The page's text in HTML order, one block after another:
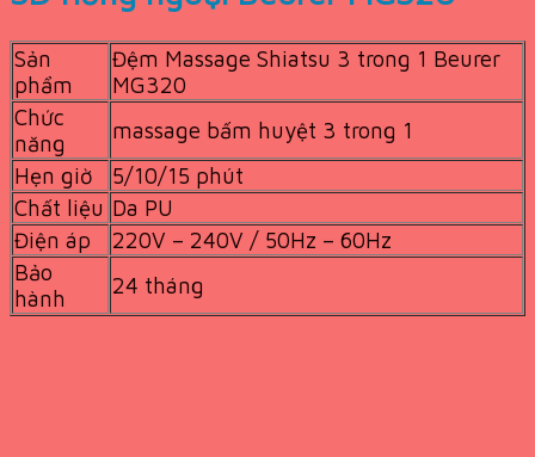
Sản
phẩm
Đệm Massage Shiatsu 3 trong 1 Beurer
MG320
Chức
năng
massage bấm huyệt 3 trong 1
Hẹn giờ
5/10/15 phút
Chất liệu Da PU
Điện áp
220V – 240V / 50Hz – 60Hz
Bảo
hành
24 tháng